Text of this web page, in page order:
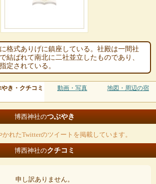
格式ありげに鎮座している。社殿は一間社
結ばれて南北に二社並立したものであり、
定されている。
き・クチコミ 動画・写真 地図・周辺の宿
博西神社のつぶやき
かれたTwitterのツイートを掲載しています。
博西神社のクチコミ
申し訳ありません。